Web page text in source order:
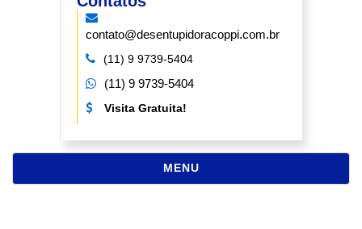
contato@desentupidoracoppi.com.br
(11) 9 9739-5404
(11) 9 9739-5404
Visita Gratuita!
MENUNAVEGAÇÃO